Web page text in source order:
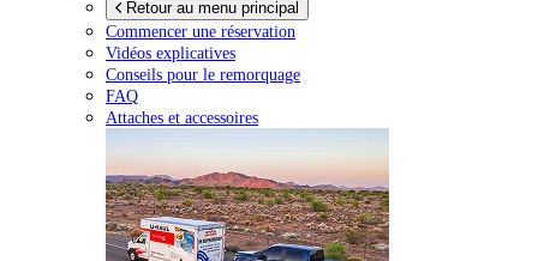
Retour au menu principal
Commencer une réservation
Vidéos explicatives
Conseils pour le remorquage
FAQ
Attaches et accessoires